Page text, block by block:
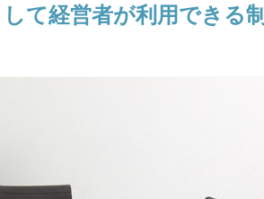
て経営者が利用できる制